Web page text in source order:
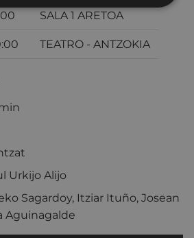
SALA 1 ARETOA
TEATRO - ANTZOKIA
Urkijo Alijo
Sagardoy, Itziar Ituño, Josean
Aguinagalde